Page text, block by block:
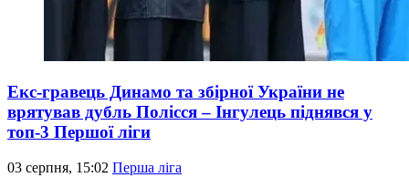
Екс-гравець Динамо та збірної України не
врятував дубль Полісся – Інгулець піднявся у
топ-3 Першої ліги
03 серпня, 15:02 Перша ліга